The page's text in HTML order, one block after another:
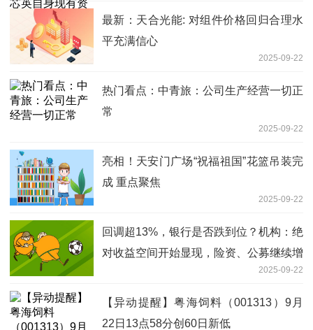
最新：天合光能: 对组件价格回归合理水
平充满信心
2025-09-22
热门看点：中青旅：公司生产经营一切正
常
2025-09-22
亮相！天安门广场“祝福祖国”花篮吊装完
成 重点聚焦
2025-09-22
回调超13%，银行是否跌到位？机构：绝
对收益空间开始显现，险资、公募继续增
2025-09-22
【异动提醒】粤海饲料（001313）9月
22日13点58分创60日新低